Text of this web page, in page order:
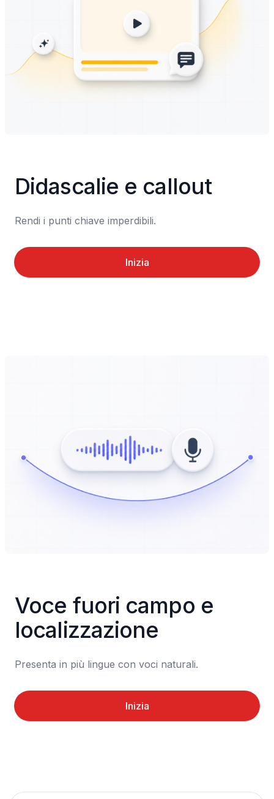
Didascalie e callout
Rendi i punti chiave imperdibili.
Inizia
Voce fuori campo e
localizzazione
Presenta in più lingue con voci naturali.
Inizia